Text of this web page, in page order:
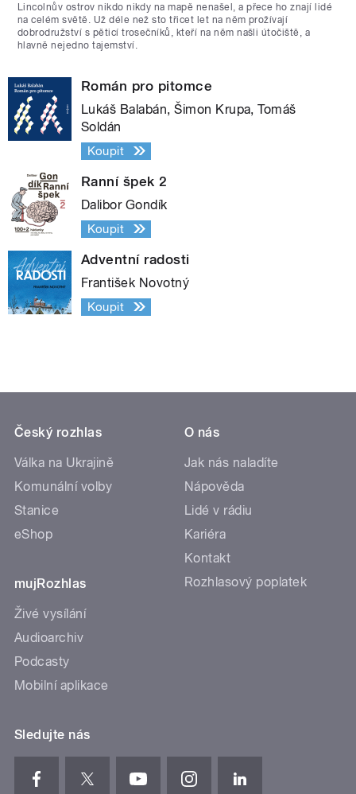
Lincolnův ostrov nikdo nikdy na mapě nenašel, a přece ho znají lidé
na celém světě. Už déle než sto třicet let na něm prožívají
dobrodružství s pěticí trosečníků, kteří na něm našli útočiště, a
hlavně nejedno tajemství.
Román pro pitomce
Lukáš Balabán, Šimon Krupa, Tomáš
Soldán
Koupit
Ranní špek 2
Dalibor Gondík
Koupit
Adventní radosti
František Novotný
Koupit
Český rozhlas
Válka na Ukrajině
Komunální volby
Stanice
eShop
mujRozhlas
Živé vysílání
Audioarchiv
Podcasty
Mobilní aplikace
O nás
Jak nás naladíte
Nápověda
Lidé v rádiu
Kariéra
Kontakt
Rozhlasový poplatek
Sledujte nás